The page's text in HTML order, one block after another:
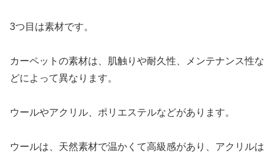
3つ目は素材です。
カーペットの素材は、肌触りや耐久性、メンテナンス性な
どによって異なります。
ウールやアクリル、ポリエステルなどがあります。
ウールは、天然素材で温かくて高級感があり、アクリルは